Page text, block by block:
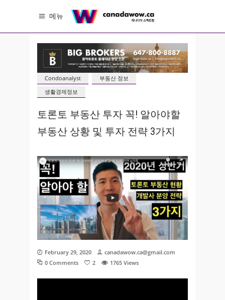
메뉴
Condoanalyst
부동산 정보
생활경제정보
토론토 부동산 투자 꼭! 알아야할
부동산 상황 및 투자 전략 3가지
February 29, 2020
canadawow.ca@gmail.com
0 Comments
2 1765 Views